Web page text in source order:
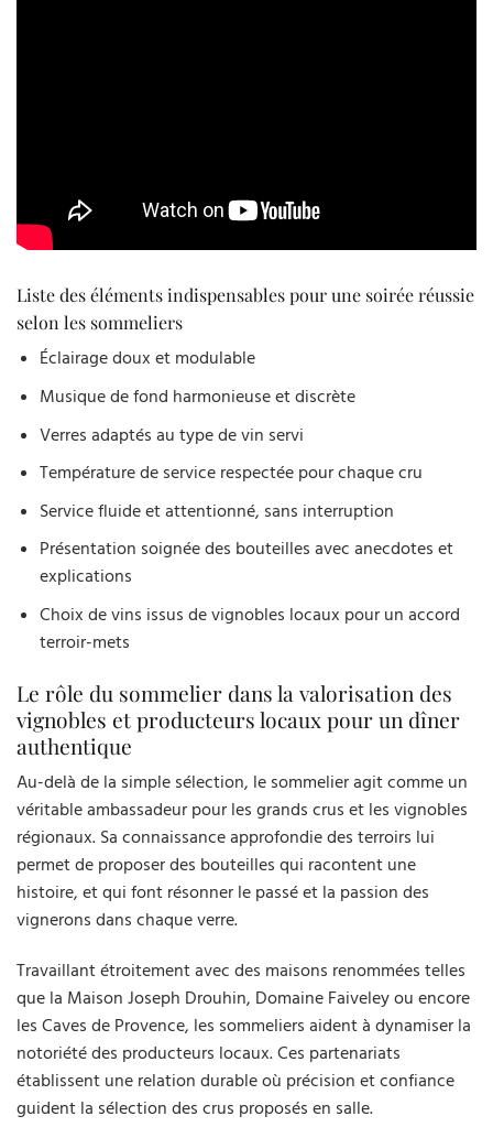
Liste des éléments indispensables pour une soirée réussie
selon les sommeliers
Éclairage doux et modulable
Musique de fond harmonieuse et discrète
Verres adaptés au type de vin servi
Température de service respectée pour chaque cru
Service fluide et attentionné, sans interruption
Présentation soignée des bouteilles avec anecdotes et
explications
Choix de vins issus de vignobles locaux pour un accord
terroir-mets
Le rôle du sommelier dans la valorisation des
vignobles et producteurs locaux pour un dîner
authentique
Au-delà de la simple sélection, le sommelier agit comme un
véritable ambassadeur pour les grands crus et les vignobles
régionaux. Sa connaissance approfondie des terroirs lui
permet de proposer des bouteilles qui racontent une
histoire, et qui font résonner le passé et la passion des
vignerons dans chaque verre.
Travaillant étroitement avec des maisons renommées telles
que la Maison Joseph Drouhin, Domaine Faiveley ou encore
les Caves de Provence, les sommeliers aident à dynamiser la
notoriété des producteurs locaux. Ces partenariats
établissent une relation durable où précision et confiance
guident la sélection des crus proposés en salle.